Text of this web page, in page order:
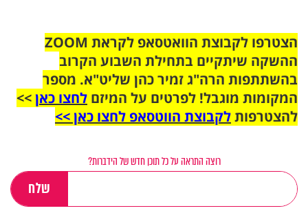
הצטרפו לקבוצת הוואטסאפ לקראת ZOOM
ההשקה שיתקיים בתחילת השבוע הקרוב
בהשתתפות הרה"ג זמיר כהן שליט"א. מספר
המקומות מוגבל! לפרטים על המיזם לחצו כאן>>
להצטרפותלקבוצת הווטסאפ לחצו כאן >>
רוצה התראה על כל תוכן חדש של הידברות?